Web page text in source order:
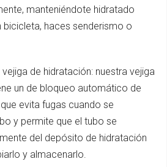
manteniéndote hidratado
bicicleta, haces senderismo o
de hidratación: nuestra vejiga
un de bloqueo automático de
evita fugas cuando se
y permite que el tubo se
del depósito de hidratación
y almacenarlo.